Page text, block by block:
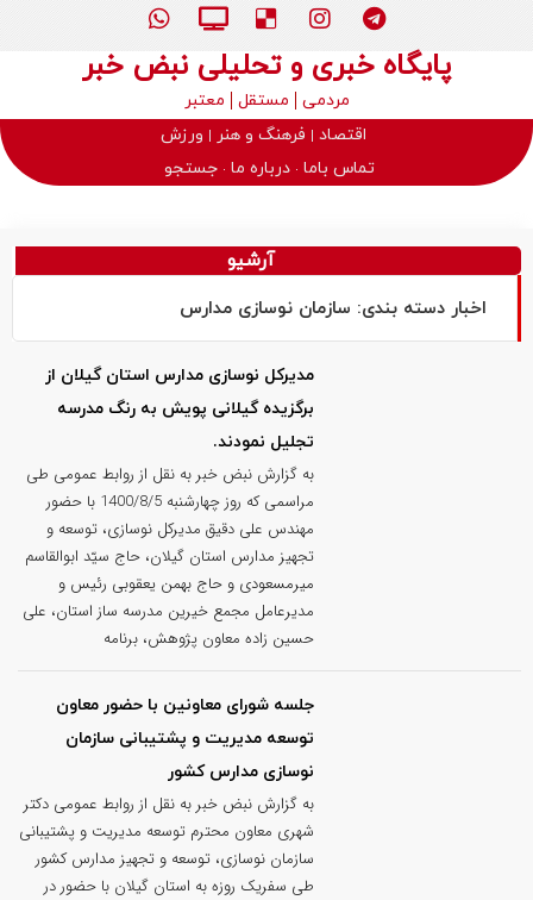
پایگاه خبری و تحلیلی نبض خبر
مردمی مستقل
معتبر
اقتصاد
فرهنگ و هنر
ورزش
تماس باما درباره ما جستجو
آرشیو
اخبار دسته بندی: سازمان نوسازی مدارس
مدیرکل نوسازی مدارس استان گیلان از
برگزیده گیلانی پویش به رنگ مدرسه
تجلیل نمودند.
به گزارش نبض خبر به نقل از روابط عمومی طی
مراسمی که روز چهارشنبه 1400/8/5 با حضور
مهندس علی دقیق مدیرکل نوسازی، توسعه و
تجهیز مدارس استان گیلان، حاج سیّد ابوالقاسم
میرمسعودی و حاج بهمن یعقوبی رئیس و
مدیرعامل مجمع خیرین مدرسه ساز استان، علی
حسین زاده معاون پژوهش، برنامه
جلسه شورای معاونین با حضور معاون
توسعه مدیریت و پشتیبانی سازمان
نوسازی مدارس کشور
به گزارش نبض خبر به نقل از روابط عمومی دکتر
شهری معاون محترم توسعه مدیریت و پشتیبانی
سازمان نوسازی، توسعه و تجهیز مدارس کشور
طی سفریک روزه به استان گیلان با حضور در